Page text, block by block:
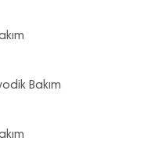
Bakım